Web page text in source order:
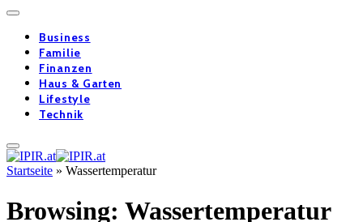
Business
Familie
Finanzen
Haus & Garten
Lifestyle
Technik
Startseite » Wassertemperatur
Browsing: Wassertemperatur